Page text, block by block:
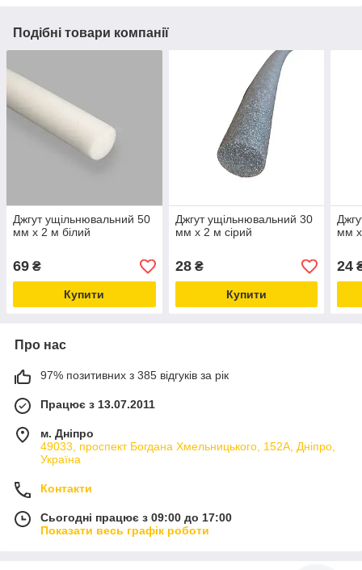
Подібні товари компанії
Джгут ущільнювальний 50
мм х 2 м білий
69 ₴
Купити
Джгут ущільнювальний 30
мм х 2 м сірий
28₴
Купити
мм
24
Про нас
97% позитивних з 385 відгуків за рік
Працює з 13.07.2011
м. Дніпро
49033, проспект Богдана Хмельницького, 152А, Дніпро,
Україна
Контакти
Сьогодні працює з 09:00 до 17:00
Показати весь графік роботи